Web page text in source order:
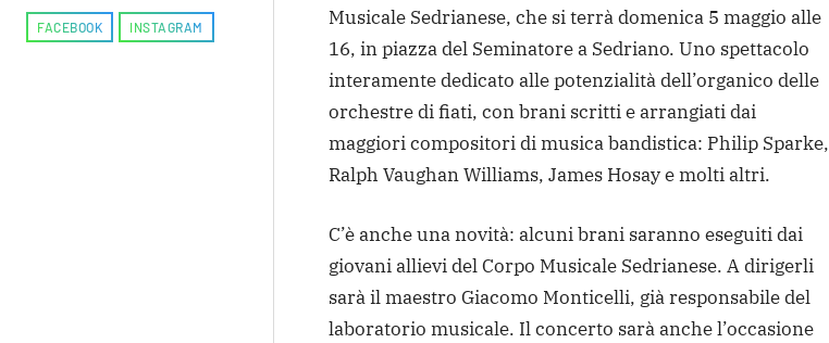
FACEBOOK INSTAGRAM
Musicale Sedrianese, che si terrà domenica 5 maggio alle
16, in piazza del Seminatore a Sedriano. Uno spettacolo
interamente dedicato alle potenzialità dell’organico delle
orchestre di fiati, con brani scritti e arrangiati dai
maggiori compositori di musica bandistica: Philip Sparke,
Ralph Vaughan Williams, James Hosay e molti altri.
C’è anche una novità: alcuni brani saranno eseguiti dai
giovani allievi del Corpo Musicale Sedrianese. A dirigerli
sarà il maestro Giacomo Monticelli, già responsabile del
laboratorio musicale. Il concerto sarà anche l’occasione